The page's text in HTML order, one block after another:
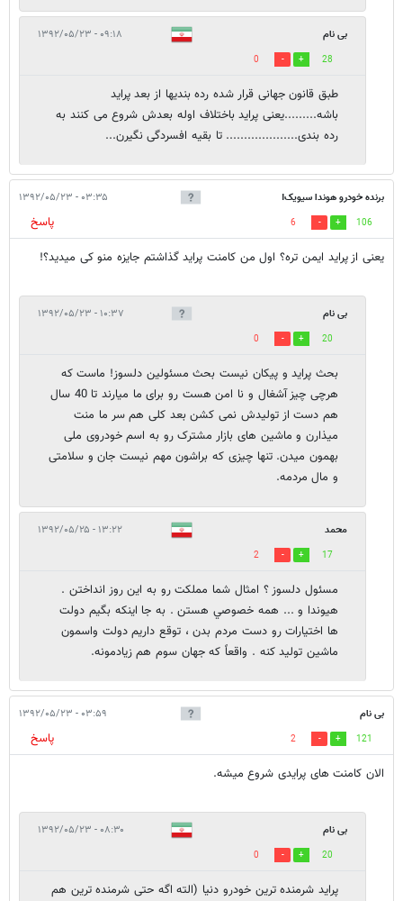
بی نام ۰۹:۱۸ - ۱۳۹۲/۰۵/۲۳
28
0
طبق قانون جهانی قرار شده رده بندیها از بعد پراید
باشه.........یعنی پراید باختلاف اوله بعدش شروع می کنند به
رده بندی.................... تا بقیه افسردگی نگیرن...
برنده خودرو هوندا سیویک! ۰۳:۳۵ - ۱۳۹۲/۰۵/۲۳
106
6
پاسخ
یعنی از پراید ایمن تره؟ اول من کامنت پراید گذاشتم جایزه منو کی میدید؟!
بی نام ۱۰:۳۷ - ۱۳۹۲/۰۵/۲۳
20
0
بحث پراید و پیکان نیست بحث مسئولین دلسوز! ماست که
هرچی چیز آشغال و نا امن هست رو برای ما میارند تا 40 سال
هم دست از تولیدش نمی کشن بعد کلی هم سر ما منت
میذارن و ماشین های بازار مشترک رو به اسم خودروی ملی
بهمون میدن. تنها چیزی که براشون مهم نیست جان و سلامتی
و مال مردمه.
محمد ۱۳:۲۲ - ۱۳۹۲/۰۵/۲۵
17
2
مسئول دلسوز ؟ امثال شما مملكت رو به اين روز انداختن .
هيوندا و ... همه خصوصي هستن . به جا اينكه بگيم دولت
ها اختيارات رو دست مردم بدن ، توقع داريم دولت واسمون
ماشين توليد كنه . واقعاً كه جهان سوم هم زيادمونه.
بی نام ۰۳:۵۹ - ۱۳۹۲/۰۵/۲۳
121
2
پاسخ
الان کامنت های پرایدی شروع میشه.
بی نام ۰۸:۳۰ - ۱۳۹۲/۰۵/۲۳
20
0
پراید شرمنده ترین خودرو دنیا (الته اگه حتی شرمنده ترین هم